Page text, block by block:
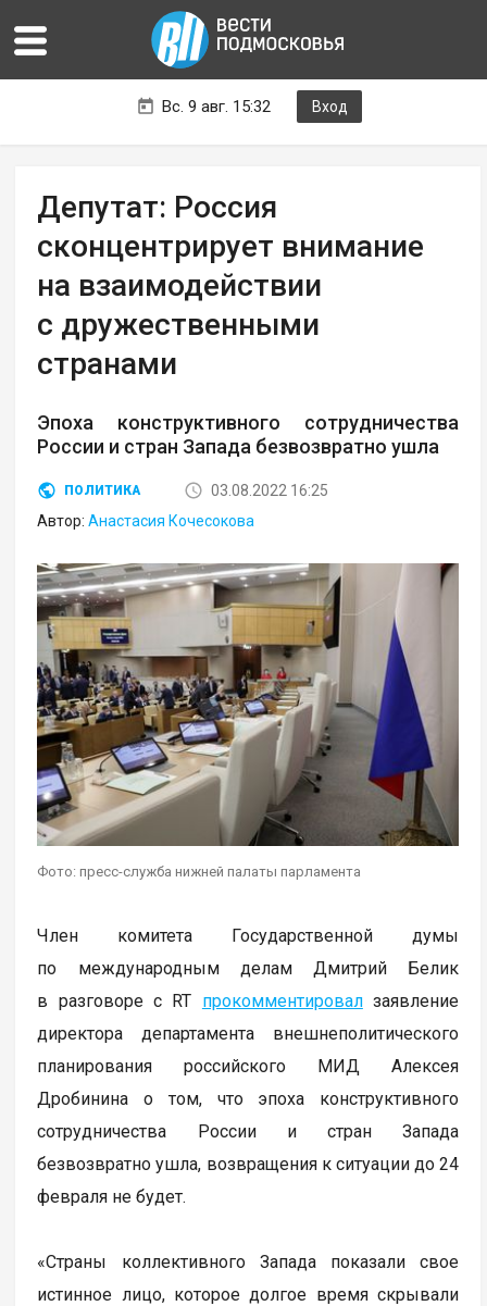
Вс. 9 авг. 15:32 Вход
Депутат: Россия
сконцентрирует внимание
на взаимодействии
с дружественными
странами
Эпоха конструктивного сотрудничества
России и стран Запада безвозвратно ушла
ПОЛИТИКА
03.08.2022 16:25
Автор:Анастасия Кочесокова
Фото: пресс-служба нижней палаты парламента
Член комитета Государственной думы
по международным делам Дмитрий Белик
в разговоре с RT прокомментировалзаявление
директора департамента внешнеполитического
планирования российского МИД Алексея
Дробинина о том, что эпоха конструктивного
сотрудничества России и стран Запада
безвозвратно ушла, возвращения к ситуации до 24
февраля не будет.
«Страны коллективного Запада показали свое
истинное лицо, которое долгое время скрывали